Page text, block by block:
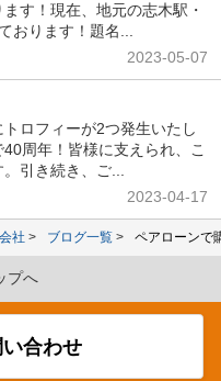
す！現在、地元の志木駅・
おります！題名...
2023-05-07
ロフィーが2つ発生いたし
周年！皆様に支えられ、こ
引き続き、ご...
2023-04-17
社 ブログ一覧 ペアローンで
プへ
合わせ